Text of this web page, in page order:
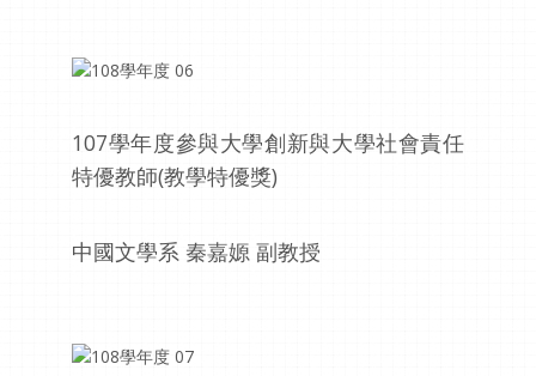
107學年度參與大學創新與大學社會責任
特優教師(教學特優獎)
中國文學系 秦嘉嫄 副教授